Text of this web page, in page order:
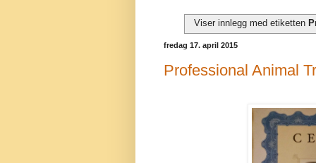
Viser innlegg med etiketten
fredag 17. april 2015
Professional Animal